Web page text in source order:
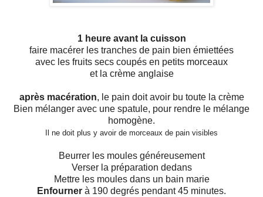
1 heure avant la cuisson
faire macérer les tranches de pain bien émiettées
avec les fruits secs coupés en petits morceaux
et la crème anglaise
après macération, le pain doit avoir bu toute la crème
Bien mélanger avec une spatule, pour rendre le mélange
homogène.
Il ne doit plus y avoir de morceaux de pain visibles
Beurrer les moules généreusement
Verser la préparation dedans
Mettre les moules dans un bain marie
Enfourner à 190 degrés pendant 45 minutes.